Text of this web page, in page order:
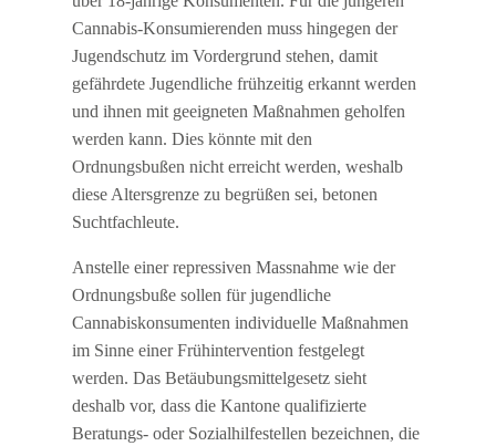
Cannabis-Konsumierenden muss hingegen der
Jugendschutz im Vordergrund stehen, damit
gefährdete Jugendliche frühzeitig erkannt werden
und ihnen mit geeigneten Maßnahmen geholfen
werden kann. Dies könnte mit den
Ordnungsbußen nicht erreicht werden, weshalb
diese Altersgrenze zu begrüßen sei, betonen
Suchtfachleute.
Anstelle einer repressiven Massnahme wie der
Ordnungsbuße sollen für jugendliche
Cannabiskonsumenten individuelle Maßnahmen
im Sinne einer Frühintervention festgelegt
werden. Das Betäubungsmittelgesetz sieht
deshalb vor, dass die Kantone qualifizierte
Beratungs- oder Sozialhilfestellen bezeichnen, die